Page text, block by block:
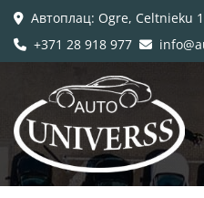
 Автоплац: Ogre, Celtnieku
 +371 28 918 977 